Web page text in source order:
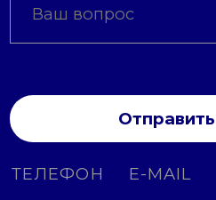
ТЕЛЕФОН E-MAIL